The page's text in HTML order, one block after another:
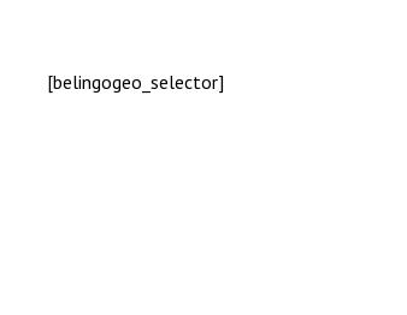
[belingogeo_selector]